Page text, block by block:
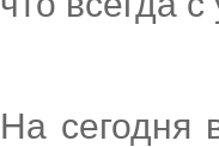
На сегодня